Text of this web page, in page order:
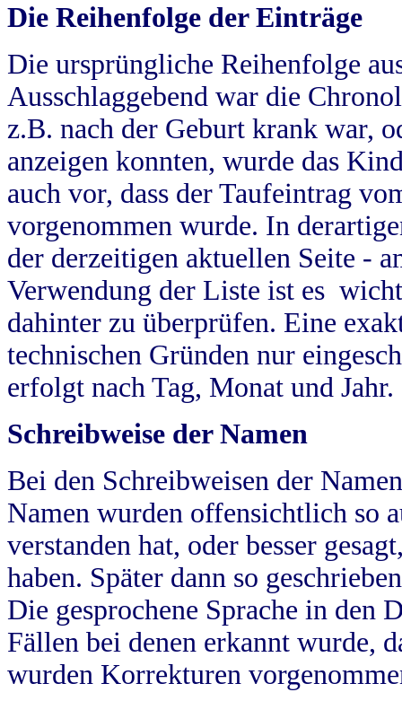
Die Reihenfolge der Einträge
Die ursprüngliche Reihenfolge
Ausschlaggebend war die
z.B. nach der Geburt krank war,
anzeigen konnten, wurde das
auch vor, dass der Taufeintrag
vorgenommen wurde. In
der derzeitigen aktuellen Seite -
Verwendung der Liste ist es
dahinter zu überprüfen. Eine
technischen Gründen nur
erfolgt nach Tag, Monat und Jahr.
Schreibweise der Namen
Bei den Schreibweisen der
Namen wurden offensichtlich so
verstanden hat, oder besser
haben. Später dann so
Die gesprochene Sprache in
Fällen bei denen erkannt wurde,
wurden Korrekturen